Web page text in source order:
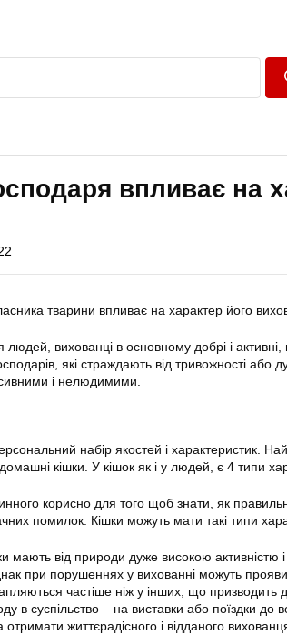
впливає на
тварини впливає на характер його
людей, вихованці в основному добрі і активні,
які страждають від тривожності або
і нелюдимими.
набір якостей і характеристик.
кішки. У кішок як і у людей, є 4 типи
корисно для того щоб знати, як
помилок. Кішки можуть мати такі типи
мають від природи дуже високою активністю і
при порушеннях у вихованні можуть
частіше ніж у інших, що призводить
в суспільство – на виставки або поїздки до
життєрадісного і відданого